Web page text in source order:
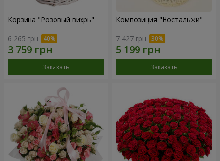
Корзина "Розовый вихрь"
6 265 грн
Заказать
Композиция "Ностальжи"
7 427 грн
Заказать